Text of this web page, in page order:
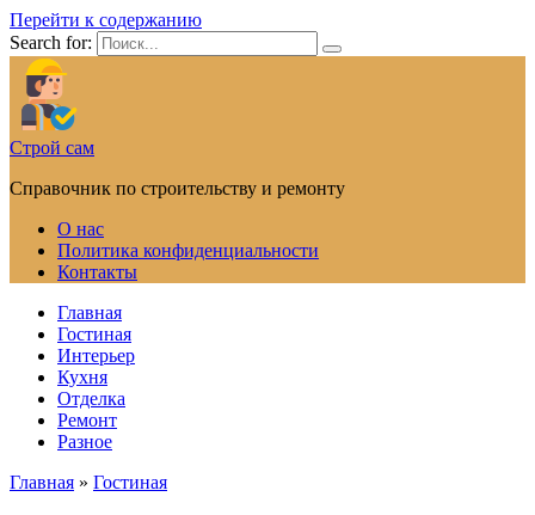
Перейти к содержанию
Search for:
Строй сам
Справочник по строительству и ремонту
О нас
Политика конфиденциальности
Контакты
Главная
Гостиная
Интерьер
Кухня
Отделка
Ремонт
Разное
Главная » Гостиная